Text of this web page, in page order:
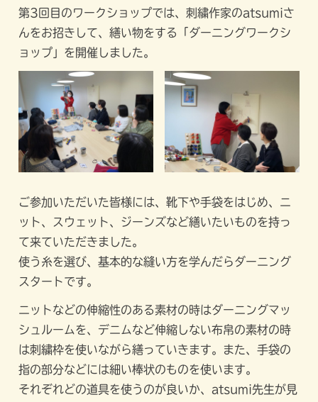
第3回目のワークショップでは、刺繍作家のatsumiさ
んをお招きして、繕い物をする「ダーニングワークシ
ョップ」を開催しました。
ご参加いただいた皆様には、靴下や手袋をはじめ、ニ
ット、スウェット、ジーンズなど繕いたいものを持っ
て来ていただきました。
使う糸を選び、基本的な縫い方を学んだらダーニング
スタートです。
ニットなどの伸縮性のある素材の時はダーニングマッ
シュルームを、デニムなど伸縮しない布帛の素材の時
は刺繍枠を使いながら繕っていきます。また、手袋の
指の部分などには細い棒状のものを使います。
それぞれどの道具を使うのが良いか、atsumi先生が見